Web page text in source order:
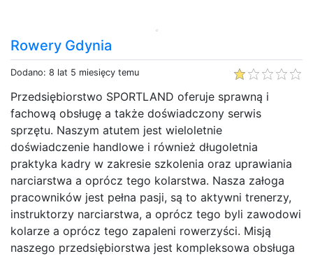
Rowery Gdynia
Dodano: 8 lat 5 miesięcy temu
Przedsiębiorstwo SPORTLAND oferuje sprawną i
fachową obsługę a także doświadczony serwis
sprzętu. Naszym atutem jest wieloletnie
doświadczenie handlowe i również długoletnia
praktyka kadry w zakresie szkolenia oraz uprawiania
narciarstwa a oprócz tego kolarstwa. Nasza załoga
pracowników jest pełna pasji, są to aktywni trenerzy,
instruktorzy narciarstwa, a oprócz tego byli zawodowi
kolarze a oprócz tego zapaleni rowerzyści. Misją
naszego przedsiębiorstwa jest kompleksowa obsługa